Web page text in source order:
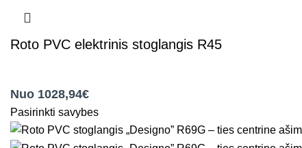
Roto PVC elektrinis stoglangis R45
Nuo 1028,94€
Pasirinkti savybes